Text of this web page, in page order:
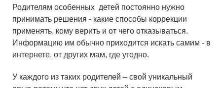
Родителям особенных детей постоянно нужно
принимать решения - какие способы коррекции
применять, кому верить и от чего отказываться.
Информацию им обычно приходится искать самим - в
интернете, от других мам, где угодно.
У каждого из таких родителей – свой уникальный